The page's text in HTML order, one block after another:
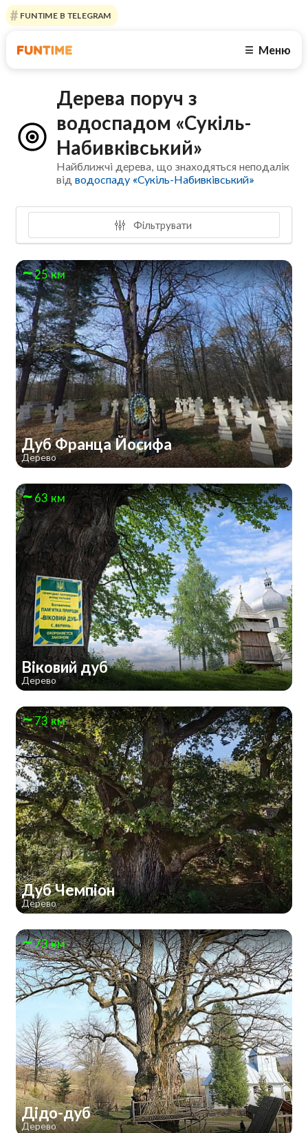
FUNTIME В TELEGRAM
☰ Меню
Дерева поруч з
водоспадом «Сукіль-
Набивківський»
Найближчі дерева, що знаходяться неподалік
відводоспаду «Сукіль-Набивківський»
Фільтрувати
25 км
Дуб Франца Йосифа
Дерево
63 км
Віковий дуб
Дерево
73 км
Дуб Чемпіон
Дерево
73 км
Дідо-дуб
Дерево